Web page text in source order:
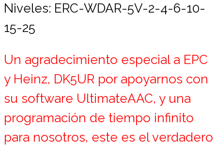
Niveles: ERC-WDAR-5V-2-4-6-10-
15-25
Un agradecimiento especial a EPC
y Heinz, DK5UR por apoyarnos con
su software UltimateAAC, y una
programación de tiempo infinito
para nosotros, este es el verdadero